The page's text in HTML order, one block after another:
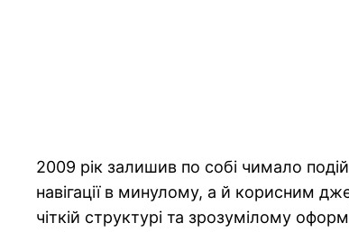
2009 рік залишив по собі чимало
навігації в минулому, а й корисним
чіткій структурі та зрозумілому